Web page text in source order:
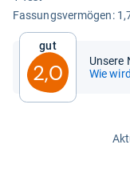
Fas­sungs­ver­mö­gen: 1,7
Gut
2,0
Unsere
Wie